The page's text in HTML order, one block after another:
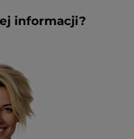
informacji?